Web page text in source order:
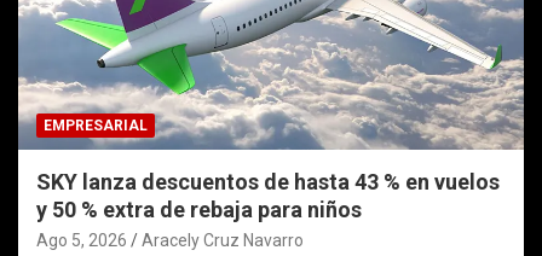
EMPRESARIAL
SKY lanza descuentos de hasta 43 % en vuelos
y 50 % extra de rebaja para niños
Ago 5, 2026 Aracely Cruz Navarro